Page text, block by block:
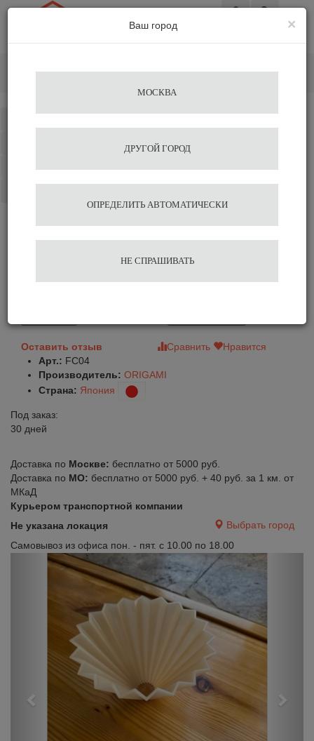
Оригами пластик япония
Оставить отзыв Сравнить
Нравится
Арт.: FC04
Производитель: ORIGAMI
Страна: Япония
Под заказ:
30 дней
Доставка по Москве: бесплатно от 5000 руб.
Доставка по МО: бесплатно от 5000 руб. + 40 руб. за 1 км. от
МКаД
Курьером транспортной компании
Не указана локация
Выбрать город
Самовывоз из офиса пон. - пят. с 10.00 по 18.00
Previous
×
Ваш город
МОСКВА
ДРУГОЙ ГОРОД
ОПРЕДЕЛИТЬ АВТОМАТИЧЕСКИ
НЕ СПРАШИВАТЬ